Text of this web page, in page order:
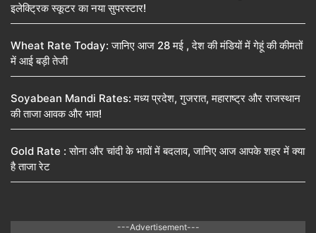
इलेक्ट्रिक स्कूटर का नया सुपरस्टार!
Wheat Rate Today: जानिए आज 28 मई , देश की मंडियों में गेहूं की कीमतों
में आई बड़ी तेजी
Soyabean Mandi Rates: मध्य प्रदेश, गुजरात, महाराष्ट्र और राजस्थान
की ताजा आवक और भाव!
Gold Rate : सोना और चांदी के भावों में बदलाव, जानिए आज आपके शहर में क्या
है ताजा रेट
---Advertisement---